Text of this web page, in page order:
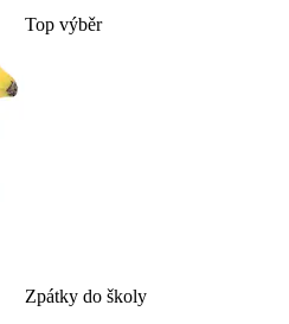
Top výběr
Zpátky do školy